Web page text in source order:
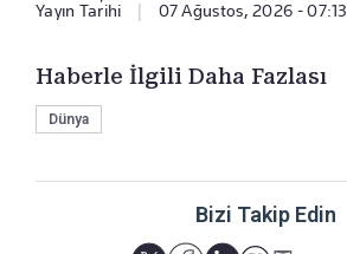
Yayın Tarihi 07 Ağustos, 2026 - 07:13
Haberle İlgili Daha Fazlası
Dünya
Bizi Takip Edin